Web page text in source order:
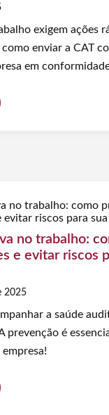
exigem ações
como enviar a CAT
em
no trabalho:
e evitar riscos
2025
a saúde
prevenção é